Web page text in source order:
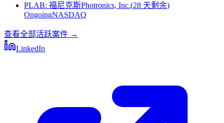
PLAB: 福尼克斯Photronics, Inc.(28 天剩余)
OngoingNASDAQ
查看全部活跃案件 →
LinkedIn